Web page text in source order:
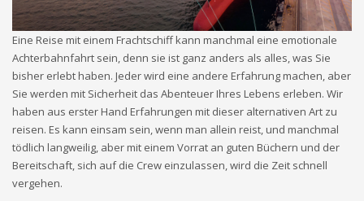
Eine Reise mit einem Frachtschiff kann manchmal eine emotionale
Achterbahnfahrt sein, denn sie ist ganz anders als alles, was Sie
bisher erlebt haben. Jeder wird eine andere Erfahrung machen, aber
Sie werden mit Sicherheit das Abenteuer Ihres Lebens erleben. Wir
haben aus erster Hand Erfahrungen mit dieser alternativen Art zu
reisen. Es kann einsam sein, wenn man allein reist, und manchmal
tödlich langweilig, aber mit einem Vorrat an guten Büchern und der
Bereitschaft, sich auf die Crew einzulassen, wird die Zeit schnell
vergehen.